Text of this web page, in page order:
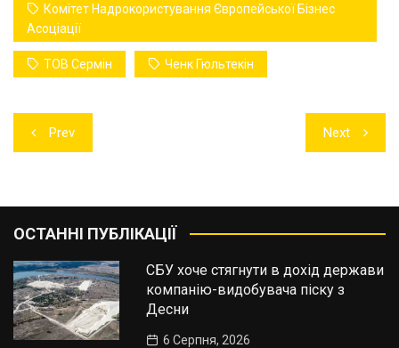
Комітет Надрокористування Європейської Бізнес
Асоціації
ТОВ Сермін Ченк Гюльтекін
Навігація
записів
Prev Next
ОСТАННІ ПУБЛІКАЦІЇ
СБУ хоче стягнути в дохід держави
компанію-видобувача піску з
Десни
6 Серпня, 2026